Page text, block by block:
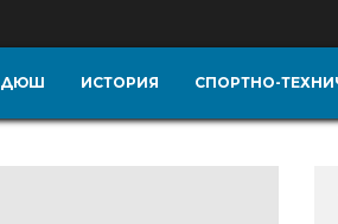
ДЮШ ИСТОРИЯ СПОРТНО-